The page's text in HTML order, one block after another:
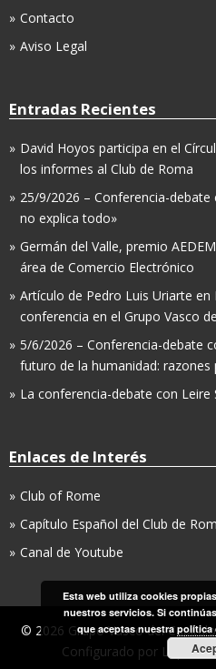
Contacto
Aviso Legal
Entradas Recientes
David Hoyos participa en el
los informes al Club de Roma
25/9/2026 – Conferencia-debate
no explica todo»
Germán del Valle, premio
área de Comercio Electrónico
Artículo de Pedro Luis Uriarte
conferencia en el Grupo Vasco
5/6/2026 – Conferencia-debate
futuro de la humanidad: razones
La conferencia-debate con Leire
Enlaces de Interés
Club of Rome
Capítulo Español del Club de
Canal de Youtube
© 2026 Grupo Vasco del
Configurado por LopCor,
Esta web utiliza cookies
nuestros servicios. Si
que aceptas nuestrapolítica